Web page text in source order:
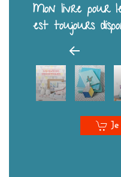
Mon livre pour
est toujours